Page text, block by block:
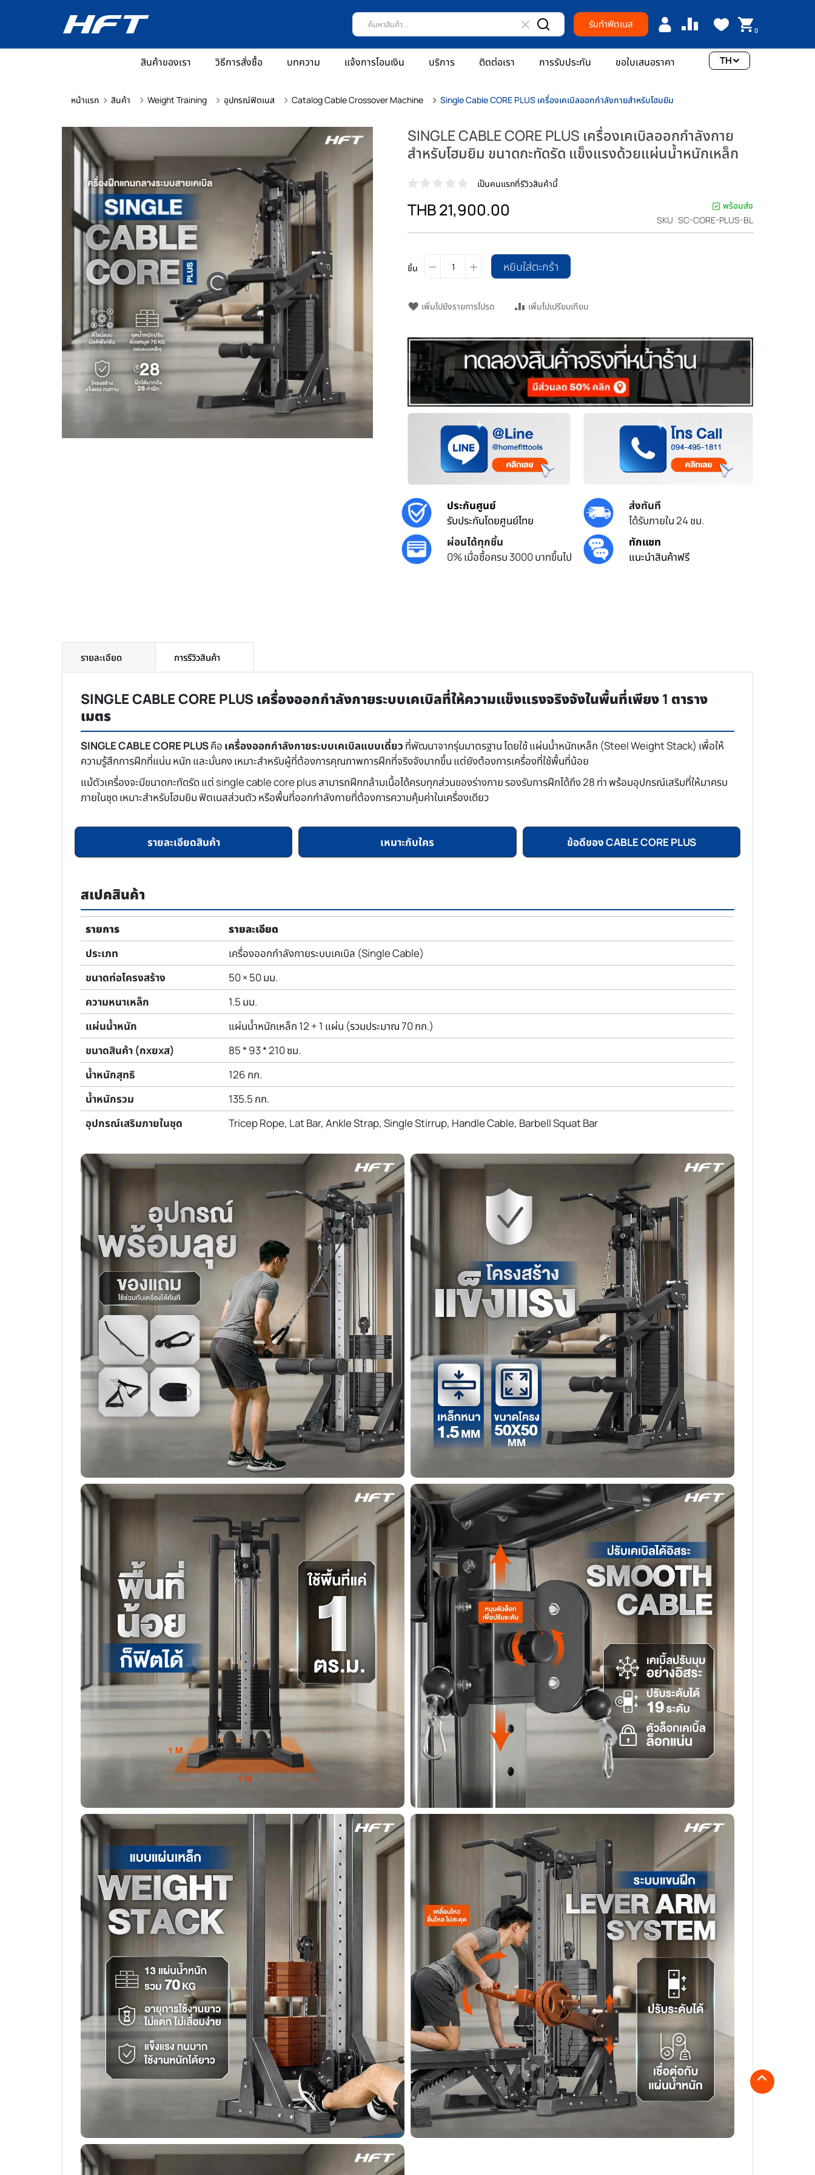
รับทำฟิตเนส 0
สินค้าของเรา วิธีการสั่งซื้อ บทความ แจ้งการโอนเงิน บริการ ติดต่อเรา การรับประกัน ขอใบเสนอราคา TH
หน้าแรก สินค้า Weight Training อุปกรณ์ฟิตเนส Catalog Cable Crossover Machine Single Cable CORE PLUS เครื่องเคเบิลออกกำลังกายสำหรับโฮมยิม
SINGLE CABLE CORE PLUS เครื่องเคเบิลออกกำลังกาย
สำหรับโฮมยิม ขนาดกะทัดรัด แข็งแรงด้วยแผ่นน้ำหนักเหล็ก
เป็นคนแรกที่รีวิวสินค้านี้
THB 21,900.00
พร้อมส่ง
SKU SC-CORE-PLUS-BL
ชิ้น หยิบใส่ตะกร้า
เพิ่มไปยังรายการโปรด เพิ่มไปเปรียบเทียบ
ประกันศูนย์
รับประกันโดยศูนย์ไทย
ส่งทันที
ได้รับภายใน 24 ชม.
ผ่อนได้ทุกชิ้น
0% เมื่อซื้อครบ 3000 บาทขึ้นไป
ทักแชท
แนะนำสินค้าฟรี
รายละเอียด
SINGLE CABLE CORE PLUS เครื่องออกกำลังกายระบบเคเบิลที่ให้ความแข็งแรงจริงจังในพื้นที่เพียง 1 ตาราง
เมตร
SINGLE CABLE CORE PLUSคือ เครื่องออกกำลังกายระบบเคเบิลแบบเดี่ยว ที่พัฒนาจากรุ่นมาตรฐาน โดยใช้ แผ่นน้ำหนักเหล็ก (Steel Weight Stack) เพื่อให้
ความรู้สึกการฝึกที่แน่น หนัก และมั่นคง เหมาะสำหรับผู้ที่ต้องการคุณภาพการฝึกที่จริงจังมากขึ้น แต่ยังต้องการเครื่องที่ใช้พื้นที่น้อย
แม้ตัวเครื่องจะมีขนาดกะทัดรัด แต่ single cable core plus สามารถฝึกกล้ามเนื้อได้ครบทุกส่วนของร่างกาย รองรับการฝึกได้ถึง 28 ท่า พร้อมอุปกรณ์เสริมที่ให้มาครบ
ภายในชุด เหมาะสำหรับโฮมยิม ฟิตเนสส่วนตัว หรือพื้นที่ออกกำลังกายที่ต้องการความคุ้มค่าในเครื่องเดียว
รายละเอียดสินค้า เหมาะกับใคร ข้อดีของ CABLE CORE PLUS
สเปคสินค้า
รายการ
รายละเอียด
ประเภท
เครื่องออกกำลังกายระบบเคเบิล (Single Cable)
ขนาดท่อโครงสร้าง
50 × 50 มม.
ความหนาเหล็ก
1.5 มม.
แผ่นน้ำหนัก
แผ่นน้ำหนักเหล็ก 12 + 1 แผ่น (รวมประมาณ 70 กก.)
ขนาดสินค้า (กxยxส)
85 * 93 * 210 ซม.
น้ำหนักสุทธิ
126 กก.
น้ำหนักรวม
135.5 กก.
อุปกรณ์เสริมภายในชุด
Tricep Rope, Lat Bar, Ankle Strap, Single Stirrup, Handle Cable, Barbell Squat Bar
การรีวิวสินค้า